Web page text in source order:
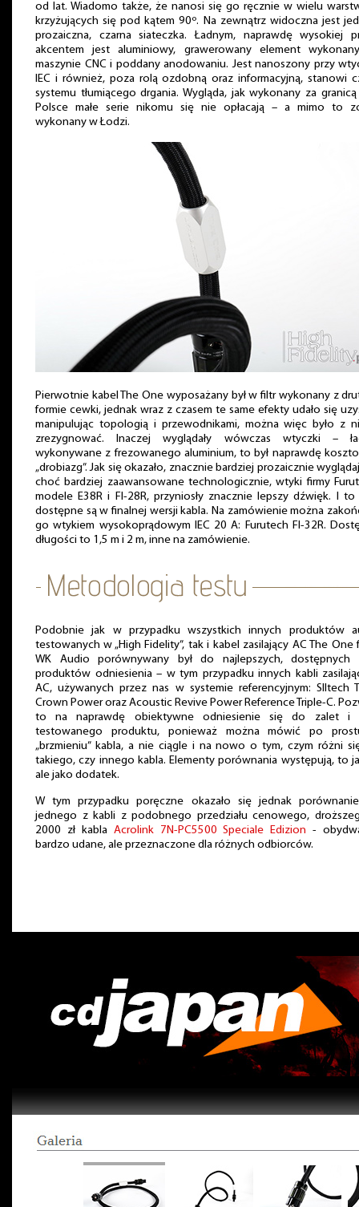
od lat. Wiadomo także, że nanosi się go ręcznie w wielu
krzyżujących się pod kątem 90º. Na zewnątrz widoczna jest
prozaiczna, czarna siateczka. Ładnym, naprawdę wysokiej
akcentem jest aluminiowy, grawerowany element
maszynie CNC i poddany anodowaniu. Jest nanoszony przy
IEC i również, poza rolą ozdobną oraz informacyjną, stanowi
systemu tłumiącego drgania. Wygląda, jak wykonany za
Polsce małe serie nikomu się nie opłacają – a mimo to
wykonany w Łodzi.
Pierwotnie kabel The One wyposażany był w filtr wykonany z
formie cewki, jednak wraz z czasem te same efekty udało się
manipulując topologią i przewodnikami, można więc było z
zrezygnować. Inaczej wyglądały wówczas wtyczki –
wykonywane z frezowanego aluminium, to był naprawdę
„drobiazg”. Jak się okazało, znacznie bardziej prozaicznie
choć bardziej zaawansowane technologicznie, wtyki firmy
modele E38R i FI-28R, przyniosły znacznie lepszy dźwięk. I
dostępne są w finalnej wersji kabla. Na zamówienie można
go wtykiem wysokoprądowym IEC 20 A: Furutech FI-32R.
długości to 1,5 m i 2 m, inne na zamówienie.
Podobnie jak w przypadku wszystkich innych produktów
testowanych w „High Fidelity”, tak i kabel zasilający AC The One
WK Audio porównywany był do najlepszych, dostępnych
produktów odniesienia – w tym przypadku innych kabli
AC, używanych przez nas w systemie referencyjnym: SIltech
Crown Power oraz Acoustic Revive Power Reference Triple-C.
to na naprawdę obiektywne odniesienie się do zalet i
testowanego produktu, ponieważ można mówić po
„brzmieniu” kabla, a nie ciągle i na nowo o tym, czym różni
takiego, czy innego kabla. Elementy porównania występują, to
ale jako dodatek.
W tym przypadku poręczne okazało się jednak
jednego z kabli z podobnego przedziału cenowego,
2000 zł kabla Acrolink 7N-PC5500 Speciale Edizion -
bardzo udane, ale przeznaczone dla różnych odbiorców.